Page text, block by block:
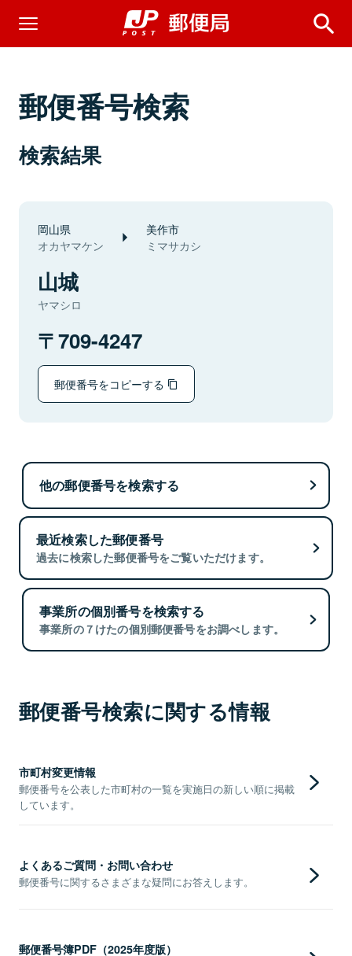
郵便番号検索
検索結果
岡山県
オカヤマケン
美作市
ミマサカシ
山城
ヤマシロ
709-4247
郵便番号をコピーする
他の郵便番号を検索する
最近検索した郵便番号
過去に検索した郵便番号をご覧いただけます。
事業所の個別番号を検索する
事業所の７けたの個別郵便番号をお調べします。
郵便番号検索に関する情報
市町村変更情報
郵便番号を公表した市町村の一覧を実施日の新しい順に掲載
しています。
よくあるご質問・お問い合わせ
郵便番号に関するさまざまな疑問にお答えします。
郵便番号簿PDF（2025年度版）